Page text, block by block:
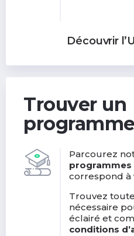
Découvrir
Trouver un
Parcourez
programmes
correspond à
Trouvez
nécessaire
éclairé et
conditions